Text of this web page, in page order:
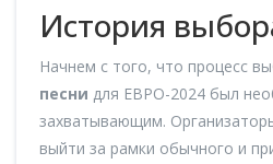
История
Начнем с того, что процесс
песни для ЕВРО-2024 был
захватывающим.
выйти за рамки обычного и